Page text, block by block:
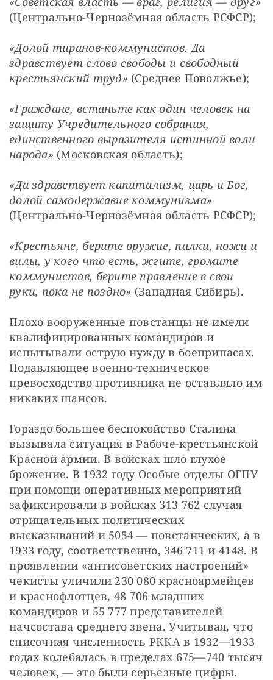
(Центрально-Чернозёмная область РСФСР);
«Долой тиранов-коммунистов. Да
здравствует слово свободы и свободный
крестьянский труд» (Среднее Поволжье);
«Граждане, встаньте как один человек на
защиту Учредительного собрания,
единственного выразителя истинной воли
народа» (Московская область);
«Да здравствует капитализм, царь и Бог,
долой самодержавие коммунизма»
(Центрально-Чернозёмная область РСФСР);
«Крестьяне, берите оружие, палки, ножи и
вилы, у кого что есть, жгите, громите
коммунистов, берите правление в свои
руки, пока не поздно» (Западная Сибирь).
Плохо вооруженные повстанцы не имели
квалифицированных командиров и
испытывали острую нужду в боеприпасах.
Подавляющее военно-техническое
превосходство противника не оставляло им
никаких шансов.
Гораздо большее беспокойство Сталина
вызывала ситуация в Рабоче-крестьянской
Красной армии. В войсках шло глухое
брожение. В 1932 году Особые отделы ОГПУ
при помощи оперативных мероприятий
зафиксировали в войсках 313 762 случая
отрицательных политических
высказываний и 5054 — повстанческих, а в
1933 году, соответственно, 346 711 и 4148. В
проявлении «антисоветских настроений»
чекисты уличили 230 080 красноармейцев
и краснофлотцев, 48 706 младших
командиров и 55 777 представителей
начсостава среднего звена. Учитывая, что
списочная численность РККА в 1932—1933
годах колебалась в пределах 675—740 тысяч
человек, — это были серьезные цифры.